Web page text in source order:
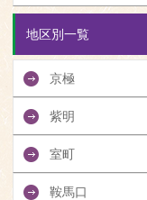
地区別一覧
京極
紫明
室町
鞍馬口